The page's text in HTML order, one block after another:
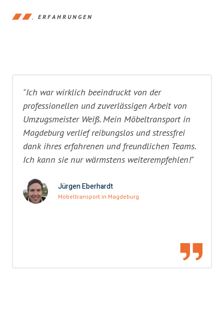
ERFAHRUNGEN
"Ich war wirklich beeindruckt von der
professionellen und zuverlässigen Arbeit von
Umzugsmeister Weiß. Mein Möbeltransport in
Magdeburg verlief reibungslos und stressfrei
dank ihres erfahrenen und freundlichen Teams.
Ich kann sie nur wärmstens weiterempfehlen!"
Jürgen Eberhardt
Möbeltransport in Magdeburg